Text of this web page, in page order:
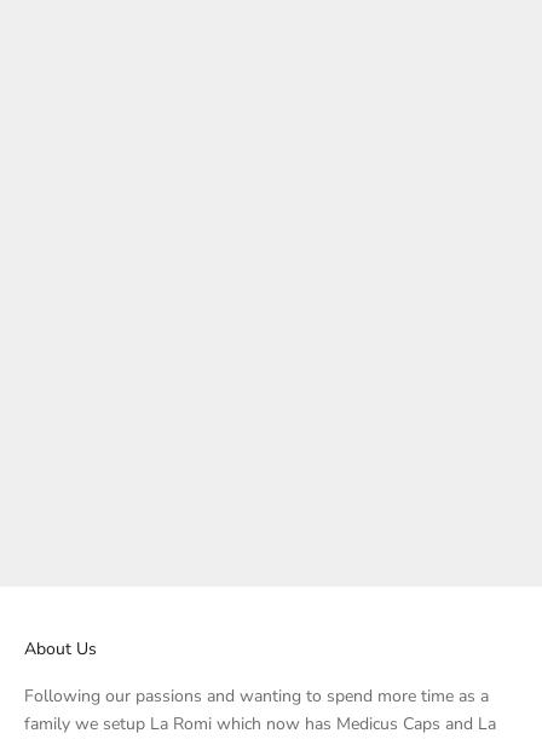
About Us
Following our passions and wanting to spend more time as a
family we setup La Romi which now has Medicus Caps and La